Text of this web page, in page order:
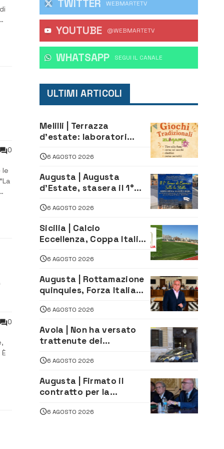
0
le
0
TWITTER WEBMARTETV
YOUTUBE @WEBMARTETV
WHATSAPP ‎SEGUI IL CANALE
ULTIMI ARTICOLI
Melilli | Terrazza
d’estate: laboratori
styling e giochi
tradizionali di Zuimama,
ecco come iscriversi
6 AGOSTO 2026
Augusta | Augusta
d’Estate, stasera il 1°
le Stelle: piazza
D’Astorga già sold out
6 AGOSTO 2026
Sicilia | Calcio
Eccellenza, Coppa Italia:
andata
6 AGOSTO 2026
Augusta | Rottamazione
quinquies, Forza Italia
«La proposta è nostra»
6 AGOSTO 2026
Avola | Non ha versato
trattenute dei
oltre 700 mila euro a
imprenditore della
climatizzazione
6 AGOSTO 2026
Augusta | Firmato il
contratto per la
depuratore delle acque
6 AGOSTO 2026